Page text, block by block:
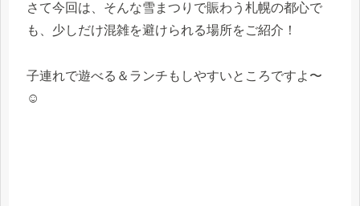
さて今回は、そんな雪まつりで賑わう札幌の都心で
も、少しだけ混雑を避けられる場所をご紹介！
子連れで遊べる＆ランチもしやすいところですよ〜
☺️